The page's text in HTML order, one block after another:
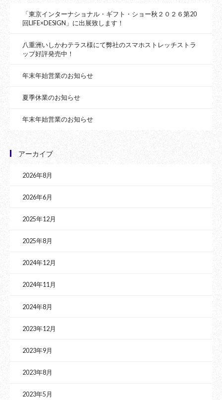
「東京インターナショナル・ギフト・ショー秋２０２６第20
回LIFE×DESIGN」に出展致します！
八重洲いしかわテラス様にて弊社のスマホストレッチストラ
ップ好評発売中！
年末年始営業のお知らせ
夏季休業のお知らせ
年末年始営業のお知らせ
アーカイブ
2026年8月
2026年6月
2025年12月
2025年8月
2024年12月
2024年11月
2024年8月
2023年12月
2023年9月
2023年8月
2023年5月